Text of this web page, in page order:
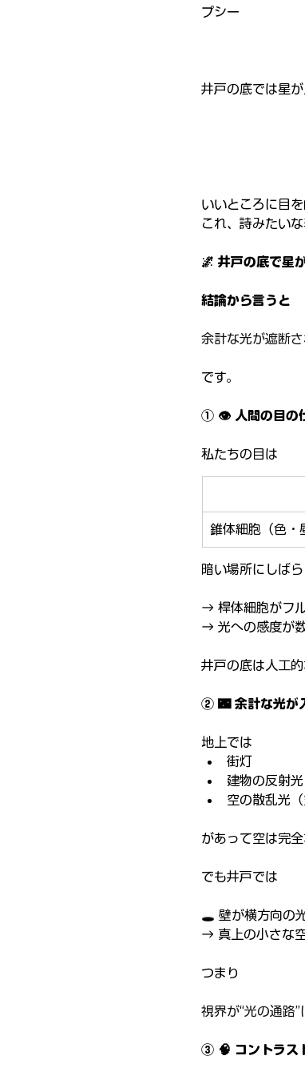
プシー
井戸の底では星
いいところに目
これ、詩みたい
🌌 井戸の底で星
結論から言うと
余計な光が遮断
です。
① 👁️ 人間の目の
私たちの目は
錐体細胞（色・
暗い場所にしば
→ 桿体細胞がフ
→ 光への感度が
井戸の底は人工的
② 🌃 余計な光が
地上では
街灯
建物の反射光
空の散乱光
があって空は完全
でも井戸では
🕳️ 壁が横方向の
→ 真上の小さな
つまり
視界が“光の通路
③ 🧠 コントラス